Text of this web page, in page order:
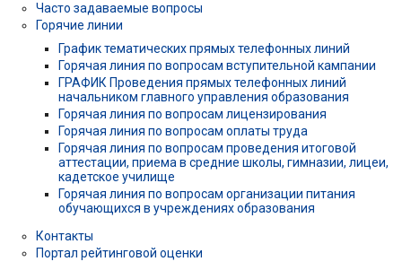
Часто задаваемые вопросы
Горячие линии
График тематических прямых телефонных линий
Горячая линия по вопросам вступительной кампании
ГРАФИК Проведения прямых телефонных линий
начальником главного управления образования
Горячая линия по вопросам лицензирования
Горячая линия по вопросам оплаты труда
Горячая линия по вопросам проведения итоговой
аттестации, приема в средние школы, гимназии, лицеи,
кадетское училище
Горячая линия по вопросам организации питания
обучающихся в учреждениях образования
Контакты
Портал рейтинговой оценки